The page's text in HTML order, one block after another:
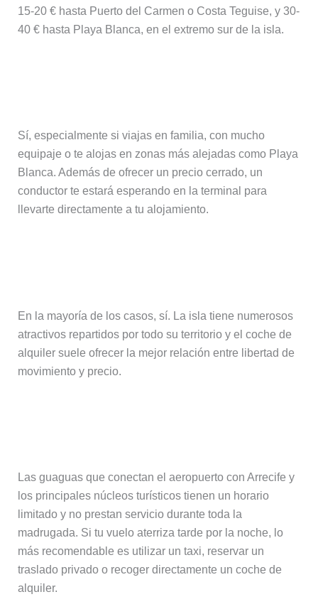
15-20 € hasta Puerto del Carmen o Costa Teguise, y 30-
40 € hasta Playa Blanca, en el extremo sur de la isla.
Sí, especialmente si viajas en familia, con mucho
equipaje o te alojas en zonas más alejadas como Playa
Blanca. Además de ofrecer un precio cerrado, un
conductor te estará esperando en la terminal para
llevarte directamente a tu alojamiento.
En la mayoría de los casos, sí. La isla tiene numerosos
atractivos repartidos por todo su territorio y el coche de
alquiler suele ofrecer la mejor relación entre libertad de
movimiento y precio.
Las guaguas que conectan el aeropuerto con Arrecife y
los principales núcleos turísticos tienen un horario
limitado y no prestan servicio durante toda la
madrugada. Si tu vuelo aterriza tarde por la noche, lo
más recomendable es utilizar un taxi, reservar un
traslado privado o recoger directamente un coche de
alquiler.